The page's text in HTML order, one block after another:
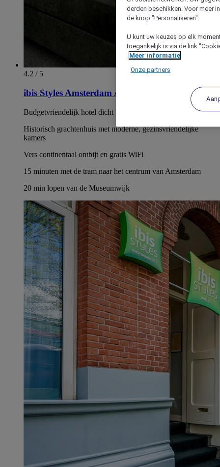
4.2 / 5
ibis Styles Amsterdam Amstel
Budgetvriendelijk hotel dicht bij De Pijp en Albert Cuypmarkt
Historisch grachtenhuis met moderne, gezinsvriendelijke
kamers
Vers continentaal ontbijt en gratis WiFi
15 minuten met de tram naar het centrum van Amsterdam
20 min lopen van de Museumwijk
derden beschikken. Voor meer
de knop "Personaliseren".
U kunt uw keuzes op elk
toegankelijk is via de link
Meer informatie
Onze partners